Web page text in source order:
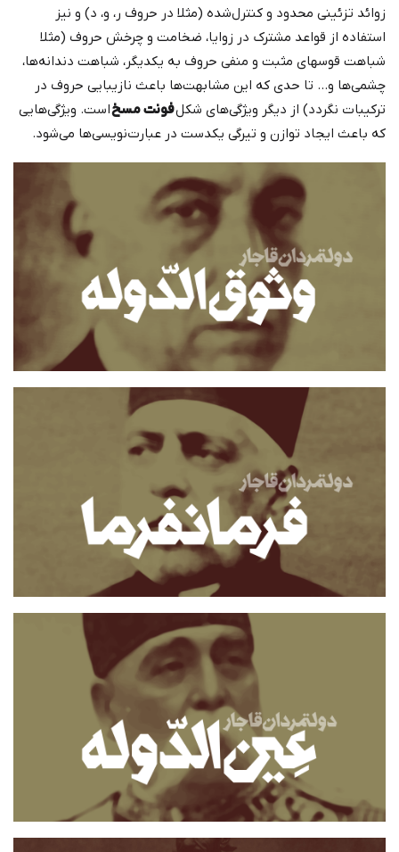
زوائد تزئینی محدود و کنترل‌شده (مثلا در حروف ر، و، د) و نیز
استفاده از قواعد مشترک در زوایا، ضخامت و چرخش حروف (مثلا
شباهت قوسهای مثبت و منفی حروف به یکدیگر، شباهت دندانه‌ها،
چشمی‌ها و… تا حدی که این مشابهت‌ها باعث نازیبایی حروف در
ترکیبات نگردد) از دیگر ویژگی‌های شکلفونت مسخ
است. ویژگی‌‎هایی
که باعث ایجاد توازن و تیرگی یکدست در عبارت‌نویسی‌ها می‌شود.